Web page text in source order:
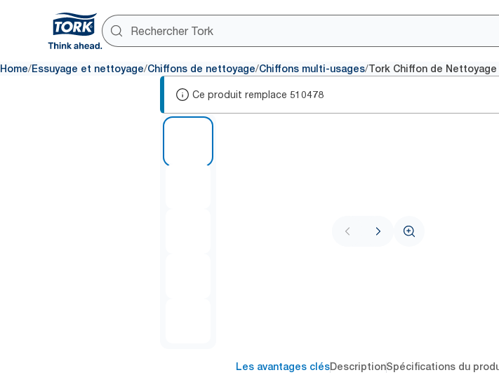
Home/Essuyage et nettoyage/Chiffons de nettoyage/Chiffons multi-usages/Tork Chiffon de Nettoyage
Ce produit remplace 510478
Les avantages clésDescriptionSpécifications du